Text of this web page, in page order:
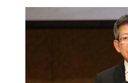
ความคาดหวังอย่างชัดเจนว่า
เพื่อให้การกู้ยืมถูกลงและอำน
สาธารณะของสหรัฐฯ ที่เพิ่มสู